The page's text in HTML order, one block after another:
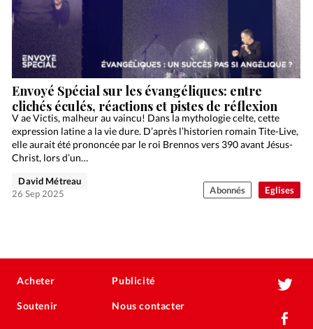
Eglises
Envoyé Spécial sur les évangéliques: entre
clichés éculés, réactions et pistes de réflexion
V ae Victis, malheur au vaincu! Dans la mythologie celte, cette
expression latine a la vie dure. D’après l’historien romain Tite-Live,
elle aurait été prononcée par le roi Brennos vers 390 avant Jésus-
Christ, lors d’un…
David Métreau
26 Sep 2025
Abonnés
Acheter
Soutenir
Publicité
Nous contacter